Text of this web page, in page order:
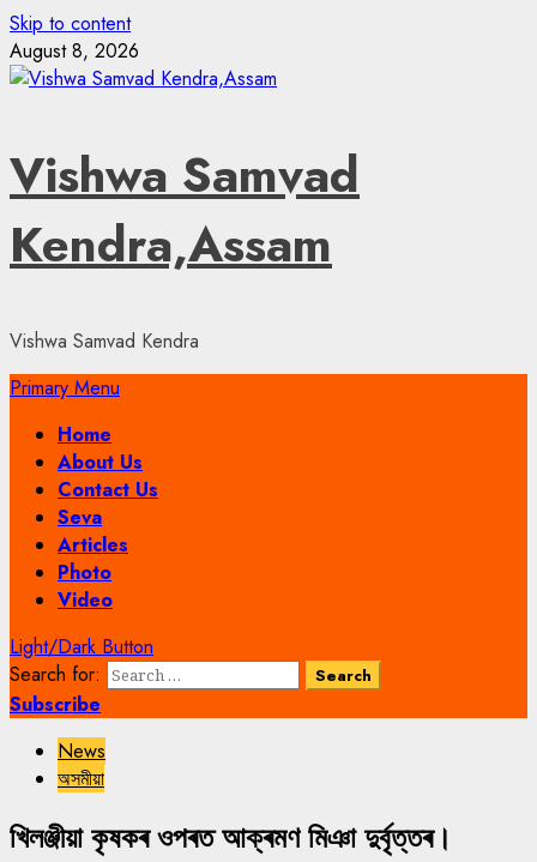
Skip to content
August 8, 2026
Vishwa Samvad
Kendra,Assam
Vishwa Samvad Kendra
Primary Menu
Home
About Us
Contact Us
Seva
Articles
Photo
Video
Light/Dark Button
Search for:
Subscribe
News
অসমীয়া
খিলঞ্জীয়া কৃষকৰ ওপৰত আক্ৰমণ মিঞা দুৰ্বৃত্তৰ।